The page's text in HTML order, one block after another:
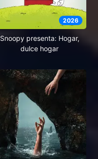
2026
Snoopy presenta: Hogar,
dulce hogar